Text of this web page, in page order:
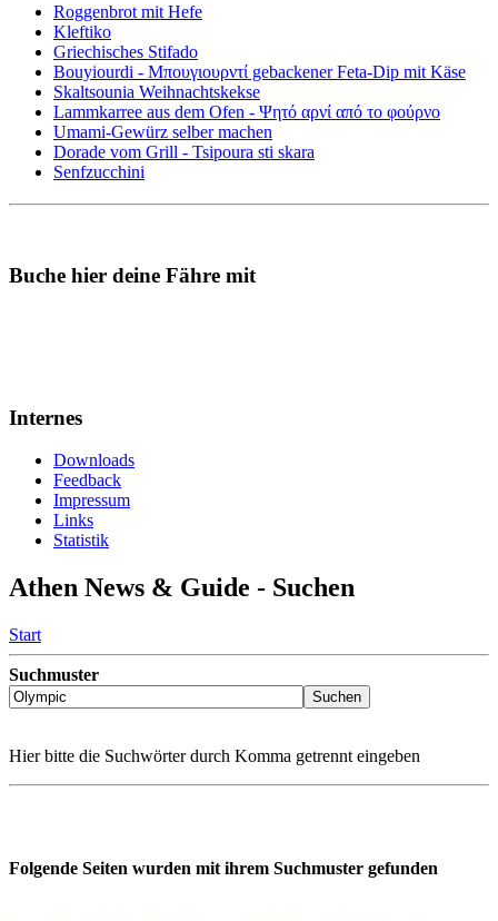
Roggenbrot mit Hefe
Kleftiko
Griechisches Stifado
Bouyiourdi - Μπουγιουρντί gebackener Feta-Dip mit Käse
Skaltsounia Weihnachtskekse
Lammkarree aus dem Ofen - Ψητό αρνί από το φούρνο
Umami-Gewürz selber machen
Dorade vom Grill - Tsipoura sti skara
Senfzucchini
Buche hier deine Fähre mit
Internes
Downloads
Feedback
Impressum
Links
Statistik
Athen News & Guide - Suchen
Start
Suchmuster
Hier bitte die Suchwörter durch Komma getrennt eingeben
Folgende Seiten wurden mit ihrem Suchmuster gefunden